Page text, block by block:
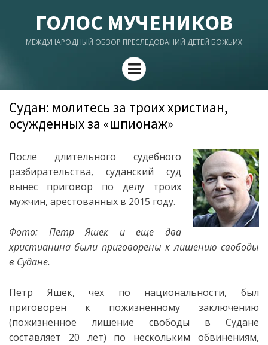
ГОЛОС МУЧЕНИКОВ
МЕЖДУНАРОДНЫЙ ОБЗОР ПРЕСЛЕДОВАНИЙ ДЕТЕЙ БОЖЬИХ
Menu
Судан: молитесь за троих христиан,
осужденных за «шпионаж»
После длительного судебного
разбирательства, суданский суд
вынес приговор по делу троих
мужчин, арестованных в 2015 году.
Фото: Петр Яшек и еще два
христианина были приговорены к лишению свободы
в Судане.
Петр Яшек, чех по национальности, был
приговорен к пожизненному заключению
(пожизненное лишение свободы в Судане
составляет 20 лет) по нескольким обвинениям,